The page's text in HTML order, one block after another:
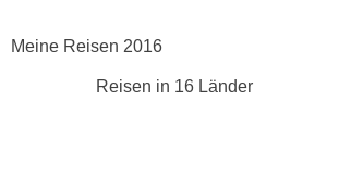
Meine Reisen 2016
Reisen in 16 Länder